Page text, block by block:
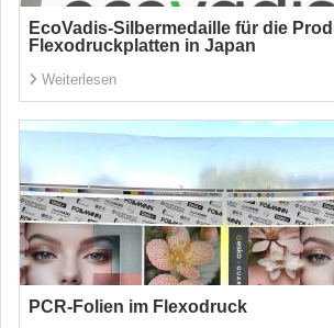
EcoVadis-Silbermedaille für die
Flexodruckplatten in Japan
Weiterlesen
PCR-Folien im Flexodruck